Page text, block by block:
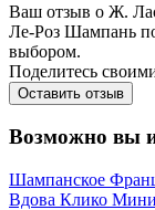
Ваш отзыв о Ж.
Ле-Роз Шампань
выбором.
Поделитесь
Оставить отзыв
Возможно вы
Шампанское
Вдова Клико Мини